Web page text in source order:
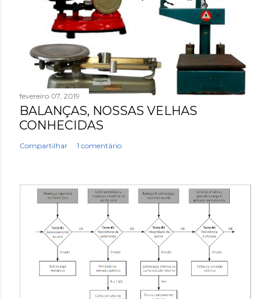
fevereiro 07, 2019
BALANÇAS, NOSSAS VELHAS
CONHECIDAS
Compartilhar 1 comentário